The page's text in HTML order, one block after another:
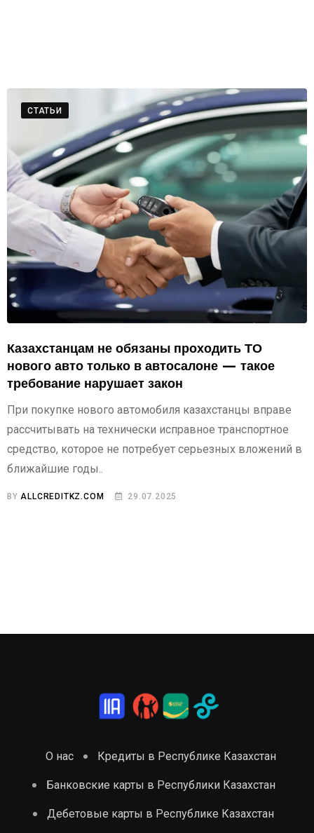
СТАТЬИ
Казахстанцам не обязаны проходить ТО
нового авто только в автосалоне — такое
требование нарушает закон
При покупке нового автомобиля казахстанцы вправе
рассчитывать на технически исправное транспортное
средство, которое не потребует серьезных вложений в
ближайшие годы..
BY ALLCREDITKZ.COM 29.07.2025
О нас Кредиты в Республике Казахстан
Банковские карты в Республики Казахстан
Дебетовые карты в Республике Казахстан